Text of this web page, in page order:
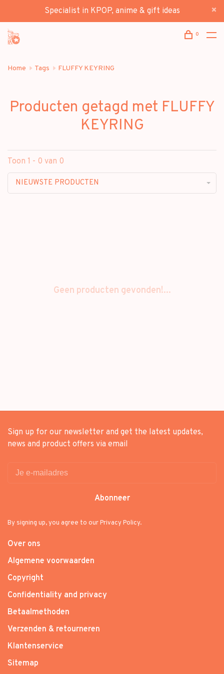
Specialist in KPOP, anime & gift ideas
0
Home Tags FLUFFY KEYRING
Producten getagd met FLUFFY
KEYRING
Toon 1 - 0 van 0
NIEUWSTE PRODUCTEN
Geen producten gevonden!...
Sign up for our newsletter and get the latest updates,
news and product offers via email
Abonneer
By signing up, you agree to our Privacy Policy.
Over ons
Algemene voorwaarden
Copyright
Confidentiality and privacy
Betaalmethoden
Verzenden & retourneren
Klantenservice
Sitemap